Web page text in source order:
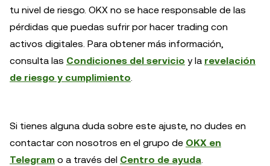
tu nivel de riesgo. OKX no se hace responsable de las
pérdidas que puedas sufrir por hacer trading con
activos digitales. Para obtener más información,
consulta las Condiciones del servicio y la revelación
de riesgo y cumplimiento.
Si tienes alguna duda sobre este ajuste, no dudes en
contactar con nosotros en el grupo de OKX en
Telegram o a través del Centro de ayuda.